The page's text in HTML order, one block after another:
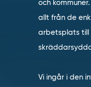
och
allt från de
arbetsplats
Vi ingår i den